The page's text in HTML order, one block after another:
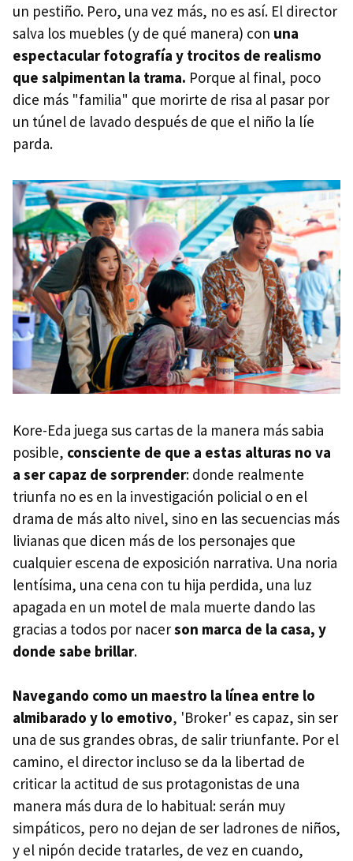
un pestiño. Pero, una vez más, no es así. El director
salva los muebles (y de qué manera) con una
espectacular fotografía y trocitos de realismo
que salpimentan la trama. Porque al final, poco
dice más "familia" que morirte de risa al pasar por
un túnel de lavado después de que el niño la líe
parda.
Kore-Eda juega sus cartas de la manera más sabia
posible, consciente de que a estas alturas no va
a ser capaz de sorprender: donde realmente
triunfa no es en la investigación policial o en el
drama de más alto nivel, sino en las secuencias más
livianas que dicen más de los personajes que
cualquier escena de exposición narrativa. Una noria
lentísima, una cena con tu hija perdida, una luz
apagada en un motel de mala muerte dando las
gracias a todos por nacerson marca de la casa, y
donde sabe brillar.
Navegando como un maestro la línea entre lo
almibarado y lo emotivo, 'Broker' es capaz, sin ser
una de sus grandes obras, de salir triunfante. Por el
camino, el director incluso se da la libertad de
criticar la actitud de sus protagonistas de una
manera más dura de lo habitual: serán muy
simpáticos, pero no dejan de ser ladrones de niños,
y el nipón decide tratarles, de vez en cuando,